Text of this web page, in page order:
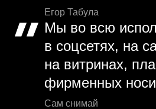
Егор Табула
Мы во всю
в соцсетях, на
на витринах,
фирменных
Сам снимай